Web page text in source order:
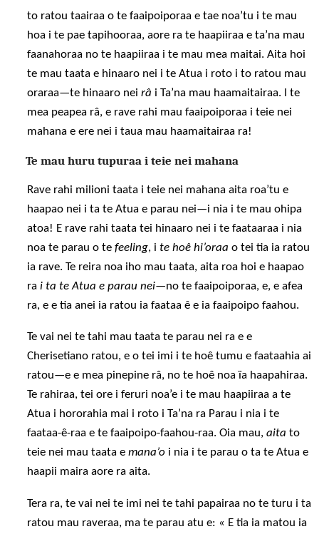
to ratou taairaa o te faaipoiporaa e tae noa’tu i te mau
hoa i te pae tapihooraa, aore ra te haapiiraa e ta’na mau
faanahoraa no te haapiiraa i te mau mea maitai. Aita hoi
te mau taata e hinaaro nei i te Atua i roto i to ratou mau
oraraa—te hinaaro neirâ i Ta’na mau haamaitairaa. I te
mea peapea râ, e rave rahi mau faaipoiporaa i teie nei
mahana e ere nei i taua mau haamaitairaa ra!
Te mau huru tupuraa i teie nei mahana
Rave rahi milioni taata i teie nei mahana aita roa’tu e
haapao nei i ta te Atua e parau nei—i nia i te mau ohipa
atoa! E rave rahi taata tei hinaaro nei i te faataaraa i nia
noa te parau o tefeeling, ite hoê hi’oraa o tei tia ia ratou
ia rave. Te reira noa iho mau taata, aita roa hoi e haapao
rai ta te Atua e parau nei—no te faaipoiporaa, e, e afea
ra, e e tia anei ia ratou ia faataa ê e ia faaipoipo faahou.
Te vai nei te tahi mau taata te parau nei ra e e
Cherisetiano ratou, e o tei imi i te hoê tumu e faataahia ai
ratou—e e mea pinepine râ, no te hoê noa ïa haapahiraa.
Te rahiraa, tei ore i feruri noa’e i te mau haapiiraa a te
Atua i hororahia mai i roto i Ta’na ra Parau i nia i te
faataa-ê-raa e te faaipoipo-faahou-raa. Oia mau,aita to
teie nei mau taata emana’o i nia i te parau o ta te Atua e
haapii maira aore ra aita.
Tera ra, te vai nei te imi nei te tahi papairaa no te turu i ta
ratou mau raveraa, ma te parau atu e: « E tia ia matou ia